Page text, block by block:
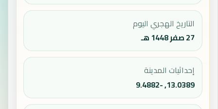
التاريخ الهجري اليوم
27 صفر 1448 هـ
إحداثيات المدينة
13.0389, -9.4882